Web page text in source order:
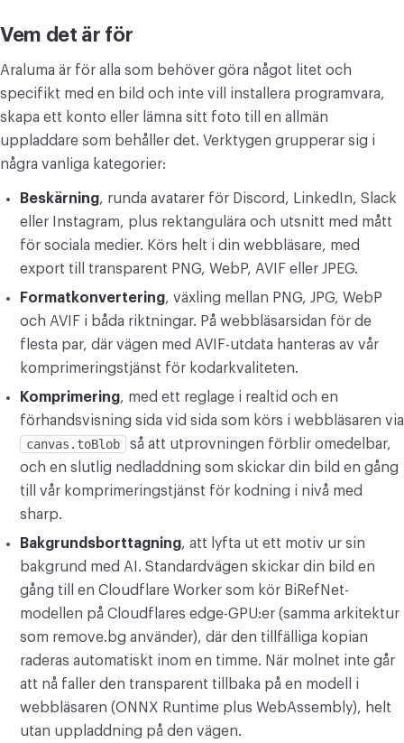
Vem det är för
Araluma är för alla som behöver göra något litet och
specifikt med en bild och inte vill installera programvara,
skapa ett konto eller lämna sitt foto till en allmän
uppladdare som behåller det. Verktygen grupperar sig i
några vanliga kategorier:
Beskärning, runda avatarer för Discord, LinkedIn, Slack
eller Instagram, plus rektangulära och utsnitt med mått
för sociala medier. Körs helt i din webbläsare, med
export till transparent PNG, WebP, AVIF eller JPEG.
Formatkonvertering, växling mellan PNG, JPG, WebP
och AVIF i båda riktningar. På webbläsarsidan för de
flesta par, där vägen med AVIF-utdata hanteras av vår
komprimeringstjänst för kodarkvaliteten.
Komprimering, med ett reglage i realtid och en
förhandsvisning sida vid sida som körs i webbläsaren via
canvas.toBlob
så att utprovningen förblir omedelbar,
och en slutlig nedladdning som skickar din bild en gång
till vår komprimeringstjänst för kodning i nivå med
sharp.
Bakgrundsborttagning, att lyfta ut ett motiv ur sin
bakgrund med AI. Standardvägen skickar din bild en
gång till en Cloudflare Worker som kör BiRefNet-
modellen på Cloudflares edge-GPU:er (samma arkitektur
som remove.bg använder), där den tillfälliga kopian
raderas automatiskt inom en timme. När molnet inte går
att nå faller den transparent tillbaka på en modell i
webbläsaren (ONNX Runtime plus WebAssembly), helt
utan uppladdning på den vägen.